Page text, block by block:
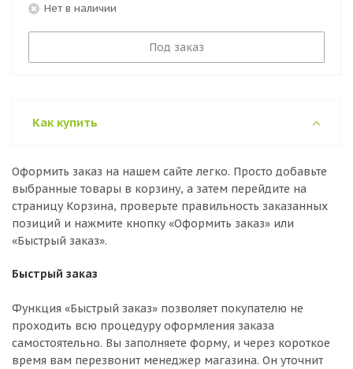
Нет в наличии
Под заказ
Как купить
Оформить заказ на нашем сайте легко. Просто добавьте
выбранные товары в корзину, а затем перейдите на
страницу Корзина, проверьте правильность заказанных
позиций и нажмите кнопку «Оформить заказ» или
«Быстрый заказ».
Быстрый заказ
Функция «Быстрый заказ» позволяет покупателю не
проходить всю процедуру оформления заказа
самостоятельно. Вы заполняете форму, и через короткое
время вам перезвонит менеджер магазина. Он уточнит